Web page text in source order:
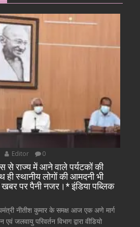
Editor 0
से राज्य में आने वाले पर्यटकों की
ही स्थानीय लोगों की आमदनी भी
खबर पर पैनी नजर।* इंडिया पब्लिक
नीतीश कुमार के समक्ष आज एक अणे मार्ग
जलवायु परिवर्तन विभाग द्वारा वीडियो